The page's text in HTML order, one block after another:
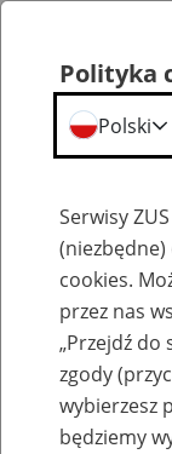
Polityka
Polski
Serwisy
cookies.
przez nas
„Przejdź do
zgody
wybierzesz
będziemy